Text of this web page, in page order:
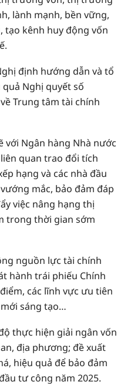
lành mạnh, bền vững,
kênh huy động vốn
định hướng dẫn và tổ
Nghị quyết số
Trung tâm tài chính
với Ngân hàng Nhà nước
quan trao đổi tích
hạng và các nhà đầu
mắc, bảo đảm đáp
việc nâng hạng thị
trong thời gian sớm
nguồn lực tài chính
hành trái phiếu Chính
các lĩnh vực ưu tiên
sáng tạo…
thực hiện giải ngân vốn
địa phương; đề xuất
hiệu quả để bảo đảm
tư công năm 2025.